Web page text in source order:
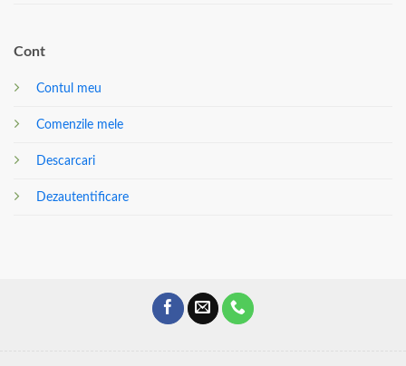
Cont
Contul meu
Comenzile mele
Descarcari
Dezautentificare